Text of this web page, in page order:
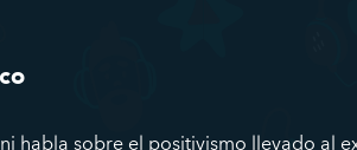
habla sobre el positivismo llevado al